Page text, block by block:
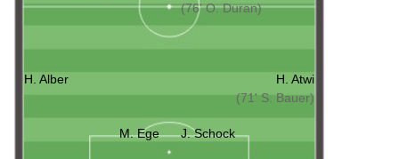
(76' O. Duran)
H. Alber
H. Atwi
(71' S. Bauer)
M. Ege J. Schock